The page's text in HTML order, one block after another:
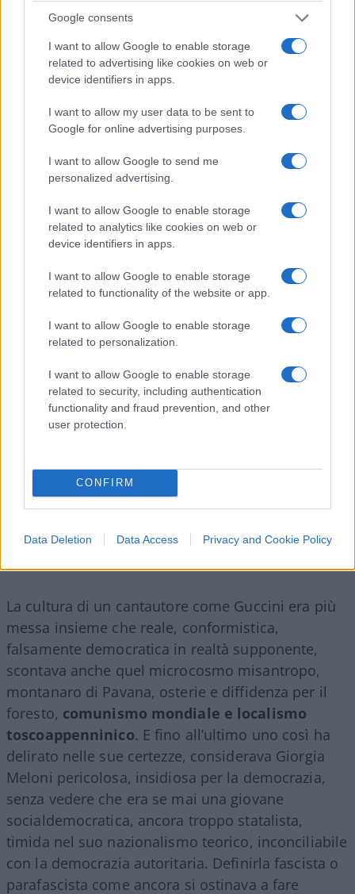
Google consents
I want to allow Google to enable storage
related to advertising like cookies on web or
device identifiers in apps.
I want to allow my user data to be sent to
Google for online advertising purposes.
I want to allow Google to send me
personalized advertising.
I want to allow Google to enable storage
related to analytics like cookies on web or
device identifiers in apps.
I want to allow Google to enable storage
related to functionality of the website or app.
I want to allow Google to enable storage
related to personalization.
I want to allow Google to enable storage
related to security, including authentication
functionality and fraud prevention, and other
user protection.
CONFIRM
Data Deletion Data Access Privacy and Cookie Policy
Settanta quel cantare in eskimo aveva funzionato
bene, serviva al partito, la sottocultura canterina
s’incaricava, calando dall’alto la pessima
pubblicistica rivoluzionaria di riferimento, di
coltivare il campo della contestazione giovanile,
possibilmente lasciandolo nell’alveo del PCI
non sono mai usciti da una fedeltà opportunistica,
se arrivavano agli scazzi con le mille forme di
contestazione, dall’Autonomia a Lotta Continua,
dai grandi porcili del Re Nudo al Parco Lambro o
del convegno bolognese del ‘77 contro la
repressione, lo facevano in quel modo ambiguo,
possibilista, perché il target giovanile aveva il suo
peso, ma fondamentalmente rigido come voleva
la nomenklatura di Botteghe Oscure.
La cultura di un cantautore come Guccini era più
messa insieme che reale, conformistica,
falsamente democratica in realtà supponente,
scontava anche quel microcosmo misantropo,
montanaro di Pavana, osterie e diffidenza per il
foresto, comunismo mondiale e localismo
toscoappenninico. E fino all’ultimo uno così ha
delirato nelle sue certezze, considerava Giorgia
Meloni pericolosa, insidiosa per la democrazia,
senza vedere che era se mai una giovane
socialdemocratica, ancora troppo statalista,
timida nel suo nazionalismo teorico, inconciliabile
con la democrazia autoritaria. Definirla fascista o
parafascista come ancora si ostinava a fare